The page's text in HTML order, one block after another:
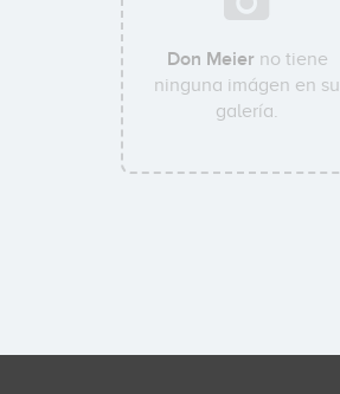
Don Meier no tiene
ninguna imágen en su
galería.